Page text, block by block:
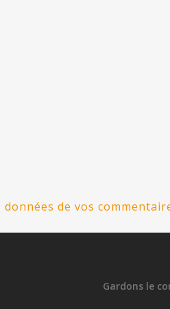
de vos
Gardons le